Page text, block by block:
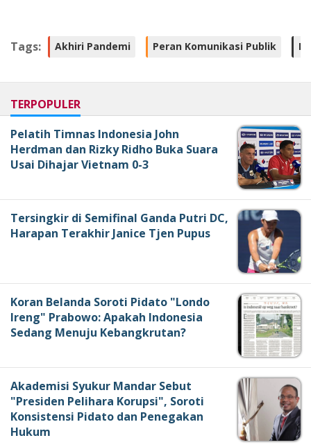
Tags: Akhiri Pandemi Peran Komunikasi Publik
TERPOPULER
Pelatih Timnas Indonesia John
Herdman dan Rizky Ridho Buka Suara
Usai Dihajar Vietnam 0-3
Tersingkir di Semifinal Ganda Putri DC,
Harapan Terakhir Janice Tjen Pupus
Koran Belanda Soroti Pidato "Londo
Ireng" Prabowo: Apakah Indonesia
Sedang Menuju Kebangkrutan?
Akademisi Syukur Mandar Sebut
"Presiden Pelihara Korupsi", Soroti
Konsistensi Pidato dan Penegakan
Hukum